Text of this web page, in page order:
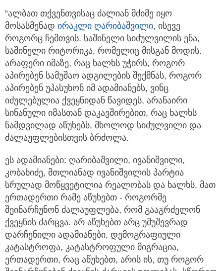
“ალბათ თქვენთვისაც ძალიან მძიმე იყო
მოსასმენად ირაკლი ღარიბაშვილი, ისევე
როგორც ჩემთვის. საშინელი სიძულვილის ენა,
საშინელი რიტორიკა, რომელიც მისგან მოდის.
არაფერი იმაზე, რაც ხალხს უჭირს, როგორ
აპირებენ სამუშაო ადგილების შექმნას, როგორ
აპირებენ უპასუხონ იმ ადამიანებს, ვინც
იძულებულია ქვეყნიდან წავიდეს, არანაირი
სინანული იმასთან დაკავშირებით, რაც ხალხს
ნამდვილად აწუხებს, მხოლოდ სიძულვილი და
ძალაუფლებისთვის ბრძოლა.
ეს ადამიანები: ღარიბაშვილი, ივანიშვილი,
კობახიძე, მთლიანად ივანიშვილის პარტია
სრულად მოწყვეტილია რეალობას და ხალხს, მათ
ერთადერთი რამე აწუხებთ - როგორმე
შეინარჩუნონ ძალაუფლება, რომ გააგრძელონ
ქვეყნის ძარცვა. არ აწუხებთ არც უმუშევრად
დარჩენილი ადამიანები, დემოგრაფიული
კატასტროფა, კატასტროფული მიგრაცია,
ერთადერთი, რაც აწუხებთ, არის ის, თუ როგორ